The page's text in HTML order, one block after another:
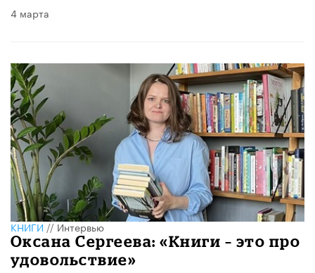
4 марта
КНИГИ//Интервью
Оксана Сергеева: «Книги – это про
удовольствие»